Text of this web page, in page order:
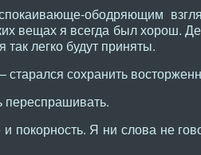
ободряющим
вещах я всегда был хорош.
легко будут приняты.
сохранить
Я ни слова не